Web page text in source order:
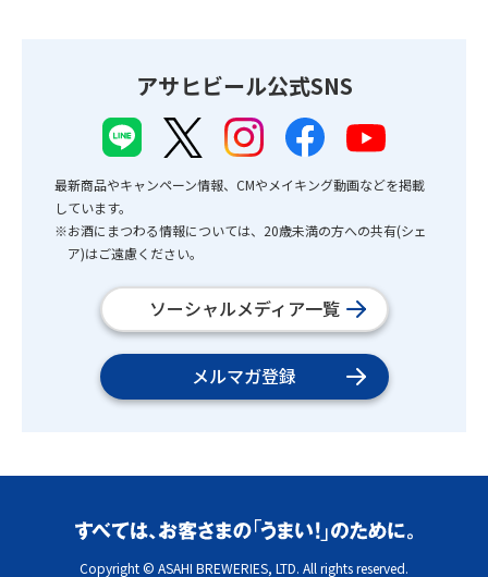
アサヒビール公式SNS
最新商品やキャンペーン情報、CMやメイキング動画などを掲載
しています。
※お酒にまつわる情報については、20歳未満の方への共有(シェ
ア)はご遠慮ください。
ソーシャルメディア一覧
メルマガ登録
Copyright © ASAHI BREWERIES, LTD. All rights reserved.